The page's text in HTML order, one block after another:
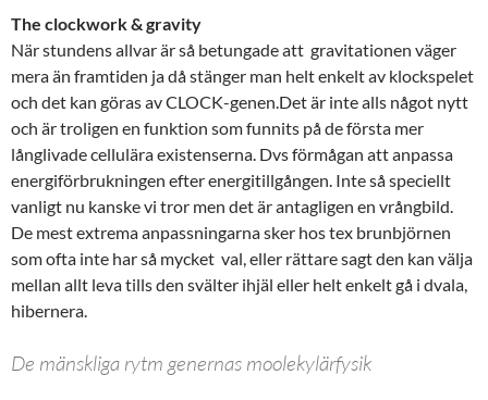
The clockwork & gravity
När stundens allvar är så betungade att gravitationen väger
mera än framtiden ja då stänger man helt enkelt av klockspelet
och det kan göras av CLOCK-genen.Det är inte alls något nytt
och är troligen en funktion som funnits på de första mer
långlivade cellulära existenserna. Dvs förmågan att anpassa
energiförbrukningen efter energitillgången. Inte så speciellt
vanligt nu kanske vi tror men det är antagligen en vrångbild.
De mest extrema anpassningarna sker hos tex brunbjörnen
som ofta inte har så mycket val, eller rättare sagt den kan välja
mellan allt leva tills den svälter ihjäl eller helt enkelt gå i dvala,
hibernera.
De mänskliga rytm genernas moolekylärfysik